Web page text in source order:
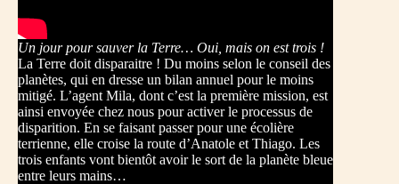
Un jour pour sauver la Terre… Oui, mais on est trois !
La Terre doit disparaitre ! Du moins selon le conseil des
planètes, qui en dresse un bilan annuel pour le moins
mitigé. L’agent Mila, dont c’est la première mission, est
ainsi envoyée chez nous pour activer le processus de
disparition. En se faisant passer pour une écolière
terrienne, elle croise la route d’Anatole et Thiago. Les
trois enfants vont bientôt avoir le sort de la planète bleue
entre leurs mains…